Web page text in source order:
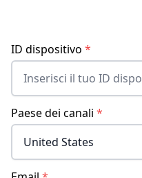
ID dispositivo *
Paese dei canali *
United States